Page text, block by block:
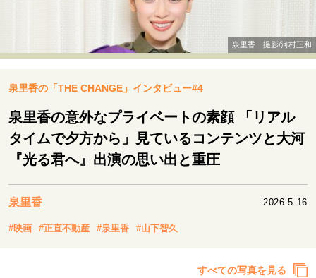
注目の記事テーマで探す
運命を変えた出会い 決断の裏側
表現者の葛藤
人生が動いた日 10代の挫折と原点
セカンドキャリアの描き方
夢を掴む選択
泉里香 撮影/河村正和
泉里香の「THE CHANGE」インタビュー#4
泉里香の意外なプライベートの素顔 「リアル
タイムで夕方から」見ているコンテンツと大河
『光る君へ』出演の思い出と重圧
泉里香 2026.5.16
#映画 #正直不動産 #泉里香 #山下智久
すべての写真を見る